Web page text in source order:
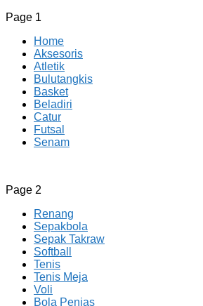
Page 1
Home
Aksesoris
Atletik
Bulutangkis
Basket
Beladiri
Catur
Futsal
Senam
CV JAYA BERSAMA Co Id
Menyediakan Semua Perlengkapan
Page 2
Renang
Sepakbola
Sepak Takraw
Softball
Tenis
Tenis Meja
Voli
Bola Penjas